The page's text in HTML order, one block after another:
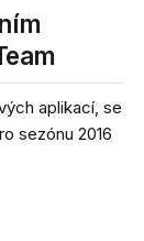
aplikací, se
sezónu 2016